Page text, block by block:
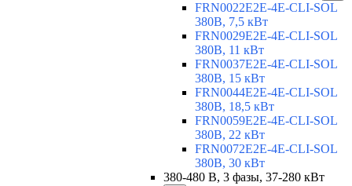
FRN0022E2E-4E-CLI-SOL
380В, 7,5 кВт
FRN0029E2E-4E-CLI-SOL
380В, 11 кВт
FRN0037E2E-4E-CLI-SOL
380В, 15 кВт
FRN0044E2E-4E-CLI-SOL
380В, 18,5 кВт
FRN0059E2E-4E-CLI-SOL
380В, 22 кВт
FRN0072E2E-4E-CLI-SOL
380В, 30 кВт
380-480 В, 3 фазы, 37-280 кВт